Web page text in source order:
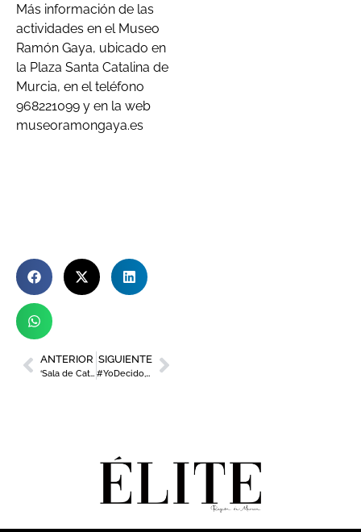
Más información de las
actividades en el Museo
Ramón Gaya, ubicado en
la Plaza Santa Catalina de
Murcia, en el teléfono
968221099 y en la web
museoramongaya.es
ANTERIOR
‘Sala de Catas’, el podcast de C`mon y Estrella de Levante, recibe a Berta Collado en su quinto capítulo
SIGUIENTE
#YoDecido, lema del Día Mundial de la Parálisis Cerebral